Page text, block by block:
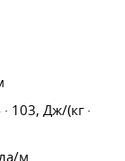
103, Дж/(кг ·
м